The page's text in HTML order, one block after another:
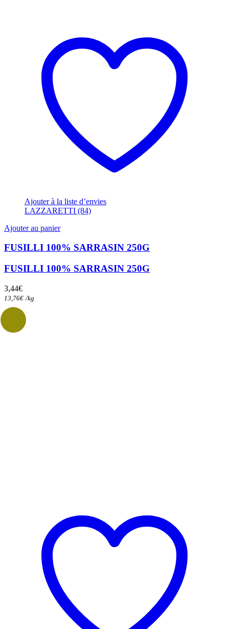
Ajouter à la liste d’envies
LAZZARETTI (84)
Ajouter au panier
FUSILLI 100% SARRASIN 250G
FUSILLI 100% SARRASIN 250G
3,44€
13,76€ /kg